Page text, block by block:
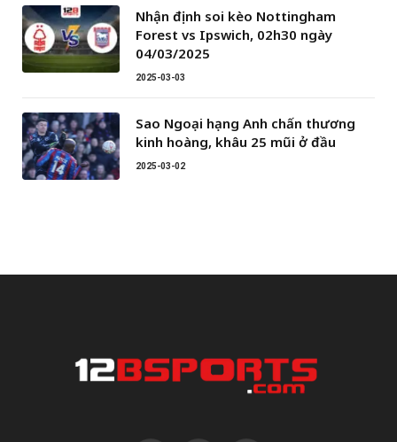
Nhận định soi kèo Nottingham
Forest vs Ipswich, 02h30 ngày
04/03/2025
2025-03-03
Sao Ngoại hạng Anh chấn thương
kinh hoàng, khâu 25 mũi ở đầu
2025-03-02